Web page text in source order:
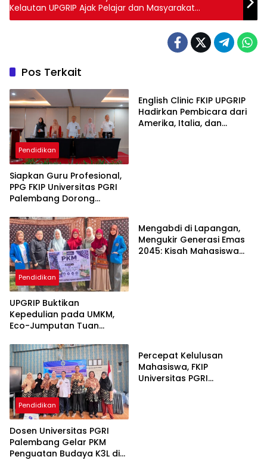
Kelautan UPGRIP Ajak Pelajar dan Masyarakat
Manfaatkan Kolam Tanah di Lahan Rawa untuk
Pos Terkait
Pendidikan
Siapkan Guru Profesional,
PPG FKIP Universitas PGRI
Palembang Dorong
Ilmiah
English Clinic FKIP UPGRIP
Hadirkan Pembicara dari
Amerika, Italia, dan
Pendidikan
UPGRIP Buktikan
Kepedulian pada UMKM,
Eco-Jumputan Tuan
Inovasi Dosen dan
Mahasiswa
Mengabdi di Lapangan,
Mengukir Generasi Emas
2045: Kisah Mahasiswa
Pendidikan
Dosen Universitas PGRI
Palembang Gelar PKM
Penguatan Budaya K3L di
Percepat Kelulusan
Mahasiswa, FKIP
Universitas PGRI